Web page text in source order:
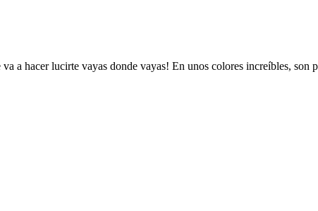
a hacer lucirte vayas donde vayas! En unos colores increíbles, son